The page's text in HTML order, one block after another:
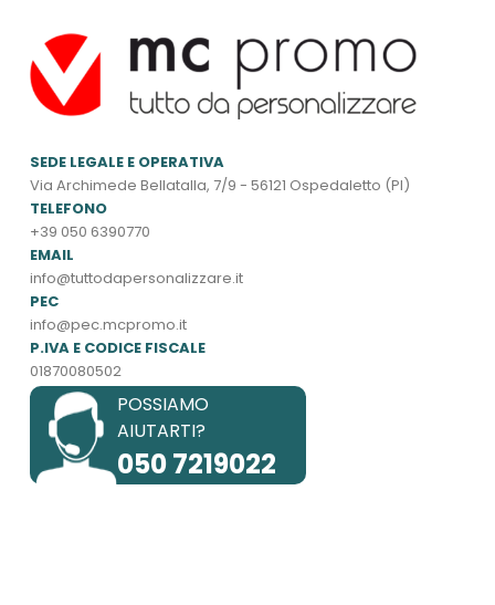
SEDE LEGALE E OPERATIVA
Via Archimede Bellatalla, 7/9 - 56121 Ospedaletto (PI)
TELEFONO
+39 050 6390770
EMAIL
info@tuttodapersonalizzare.it
PEC
info@pec.mcpromo.it
P.IVA E CODICE FISCALE
01870080502
POSSIAMO
AIUTARTI?
050 7219022